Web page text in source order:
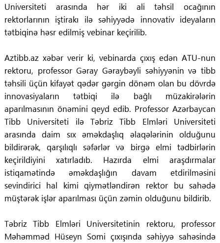
Universiteti arasında hər iki ali təhsil ocağının
rektorlarının iştirakı ilə səhiyyədə innovativ ideyaların
tətbiqinə həsr edilmiş vebinar keçirilib.
Aztibb.az xəbər verir ki, vebinarda çıxış edən ATU-nun
rektoru, professor Gəray Gəraybəyli səhiyyənin və tibb
təhsili üçün kifayət qədər gərgin dönəm olan bu dövrdə
innovasiyaların tətbiqi ilə bağlı müzakirələrin
aparılmasının önəmini qeyd edib. Professor Azərbaycan
Tibb Universiteti ilə Təbriz Tibb Elmləri Universiteti
arasında daim sıx əməkdaşlıq əlaqələrinin olduğunu
bildirərək, qarşılıqlı səfərlər və birgə elmi tədbirlərin
keçirildiyini xatırladıb. Hazırda elmi araşdırmalar
istiqamətində əməkdaşlığın davam etdirilməsini
sevindirici hal kimi qiymətləndirən rektor bu sahədə
müştərək işlər aparılması üçün zəmin olduğunu bildirib.
Təbriz Tibb Elmləri Universitetinin rektoru, professor
Məhəmməd Hüseyn Somi çıxışında səhiyyə sahəsində